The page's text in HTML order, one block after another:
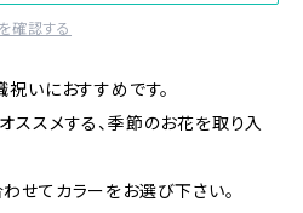
確認する
祝いにおすすめです。
ススメする、季節のお花を取り入
せてカラーをお選び下さい。